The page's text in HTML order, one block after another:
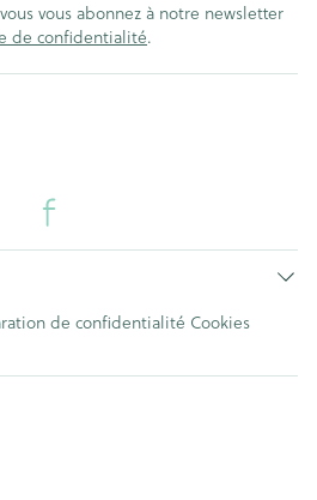
vous abonnez à notre newsletter
de confidentialité.
de confidentialité Cookies